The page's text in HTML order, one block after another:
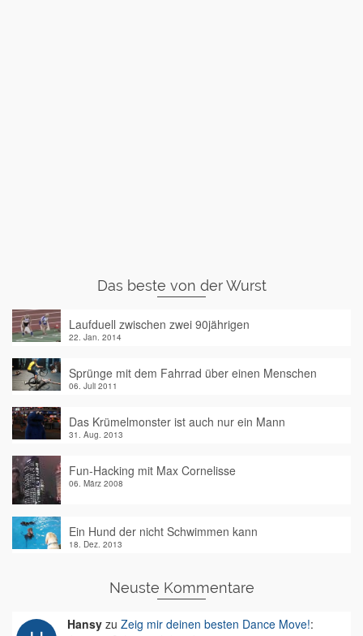
Das beste von der Wurst
Laufduell zwischen zwei 90jährigen
22. Jan. 2014
Sprünge mit dem Fahrrad über einen Menschen
06. Juli 2011
Das Krümelmonster ist auch nur ein Mann
31. Aug. 2013
Fun-Hacking mit Max Cornelisse
06. März 2008
Ein Hund der nicht Schwimmen kann
18. Dez. 2013
Neuste Kommentare
Hansy zu Zeig mir deinen besten Dance Move!: